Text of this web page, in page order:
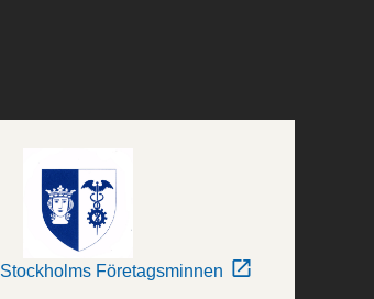
Företagsminnen